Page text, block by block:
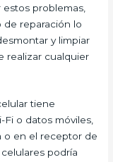
problemas,
de reparación lo
y limpiar
realizar cualquier
tiene
o datos móviles,
o en el receptor de
podría